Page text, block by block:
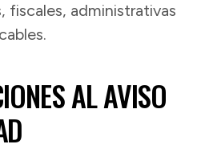
fiscales, administrativas
AL AVISO